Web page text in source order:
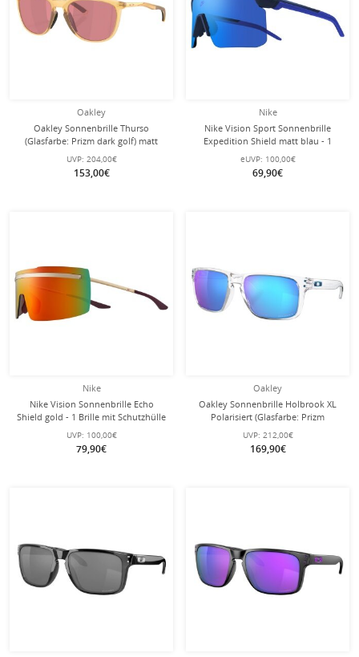
Oakley
Oakley Sonnenbrille Thurso
(Glasfarbe: Prizm dark golf) matt
grenache orange - 1 Brille
UVP: 204,00€
153,00€
Nike
Nike Vision Sport Sonnenbrille
Expedition Shield matt blau - 1
Brille mit Schutzhülle
eUVP: 100,00€
69,90€
Nike
Nike Vision Sonnenbrille Echo
Shield gold - 1 Brille mit Schutzhülle
UVP: 100,00€
79,90€
Oakley
Oakley Sonnenbrille Holbrook XL
Polarisiert (Glasfarbe: Prizm
sapphire polarized) transparent
glänzend - 1 Brille
UVP: 212,00€
169,90€